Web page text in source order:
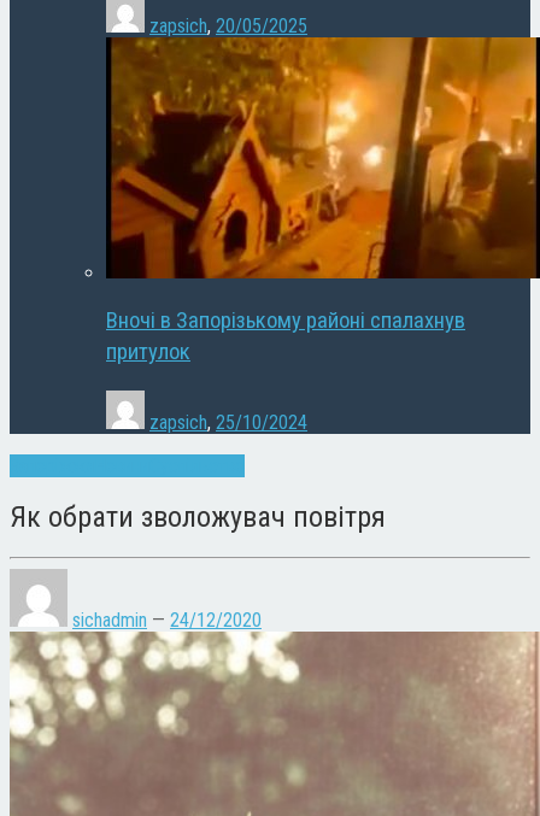
zapsich, 20/05/2025
Вночі в Запорізькому районі спалахнув
притулок
zapsich, 25/10/2024
Як обрати зволожувач повітря
sichadmin — 24/12/2020